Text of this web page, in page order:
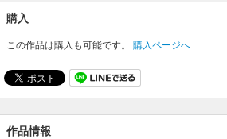
購入
この作品は購入も可能です。 購入ページへ
作品情報